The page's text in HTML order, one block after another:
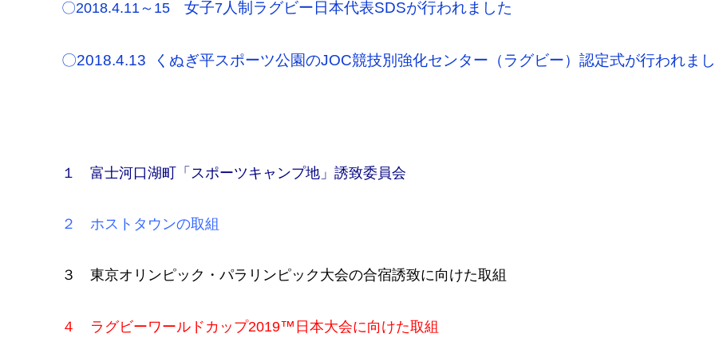
〇2018.4.11～15 女子7 人制ラグビー日本代表SDSが行われました
〇2018.4.13 くぬぎ平スポーツ公園のJOC競技別強化センター（ラグビー）認定式が行われま
１ 富士河口湖町「スポーツキャンプ地」誘致委員会
２ ホストタウンの取組
３ 東京オリンピック・パラリンピック大会の合宿誘致に向けた取組
４ ラグビーワールドカップ2019™ 日本大会に向けた取組